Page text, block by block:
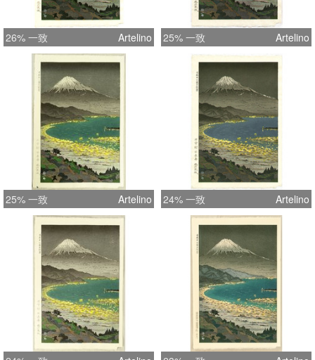
26% 一致 Artelino 25% 一致 Artelino
25% 一致 Artelino 24% 一致 Artelino